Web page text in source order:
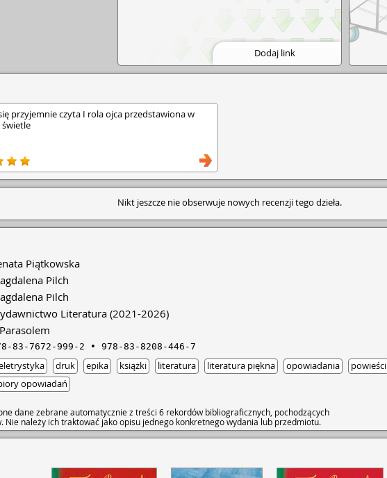
Dodaj link
przyjemnie czyta I rola ojca przedstawiona w
Nikt jeszcze nie obserwuje nowych recenzji tego dzieła.
Piątkowska
Pilch
Pilch
Literatura (2021-2026)
83-7672-999-2 978-83-8208-446-7
druk epika książki literatura literatura piękna opowiadania powieści
opowiadań
dane zebrane automatycznie z treści 6 rekordów bibliograficznych, pochodzących
Nie należy ich traktować jako opisu jednego konkretnego wydania lub przedmiotu.